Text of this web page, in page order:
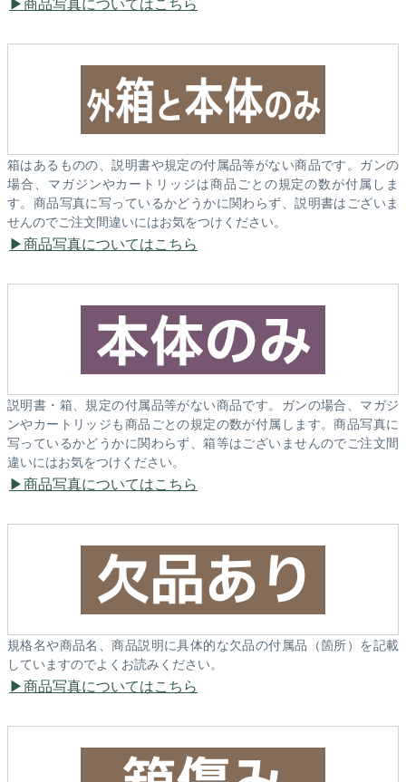
箱はあるものの、説明書や規定の付属品等がない商品です。ガンの
場合、マガジンやカートリッジは商品ごとの規定の数が付属しま
す。商品写真に写っているかどうかに関わらず、説明書はございま
せんのでご注文間違いにはお気をつけください。
商品写真についてはこちら
説明書・箱、規定の付属品等がない商品です。ガンの場合、マガジ
ンやカートリッジも商品ごとの規定の数が付属します。商品写真に
写っているかどうかに関わらず、箱等はございませんのでご注文間
違いにはお気をつけください。
商品写真についてはこちら
規格名や商品名、商品説明に具体的な欠品の付属品（箇所）を記載
していますのでよくお読みください。
商品写真についてはこちら